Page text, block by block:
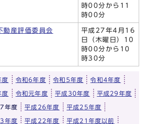
時00分から11
時00分
産評価委員会
平成27年4月16
日（木曜日）10
時00分から10
時30分
度 令和6年度 令和5年度 令和4年度
度 令和元年度 平成30年度 平成29年度
年度 平成26年度 平成25年度
年度 平成22年度 平成21年度以前